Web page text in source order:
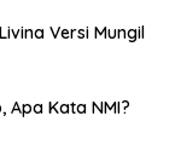
Versi Mungil
Apa Kata NMI?